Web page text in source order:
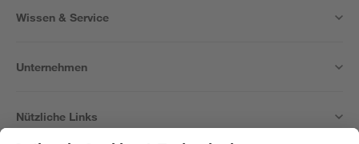
Wissen & Service
Unternehmen
Nützliche Links